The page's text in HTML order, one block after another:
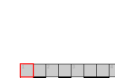
1 2 3 4